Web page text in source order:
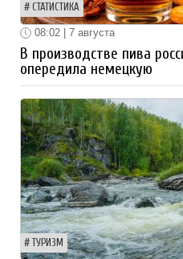
СТАТИСТИКА
08:02 | 7 августа
В производстве пива
опередила немецкую
ТУРИЗМ